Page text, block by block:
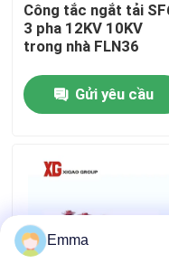
Liên hệ chúng tôi
Yêu cầu báo giá
Thiết bị đóng cắt
Công tắc ngắt tải
3 pha 12KV 10KV
trong nhà FLN36
Gửi yêu cầu
Emma